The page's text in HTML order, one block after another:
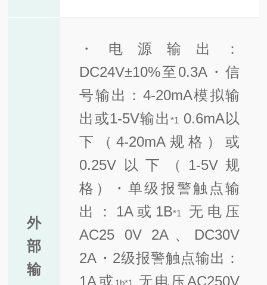
外
部
输
・电源输出：
DC24V±10%至0.3A ・信
号输出：4-20mA模拟输
出或1-5V输出 *1
0.6mA以
下（4-20mA规格）或
0.25V以下（1-5V规
格）
・单级报警触点输
出：1A或1B*1
无电压
AC25 0V 2A、DC30V
2A ・2级报警触点输出：
1A或 1b*1 无电压AC250V